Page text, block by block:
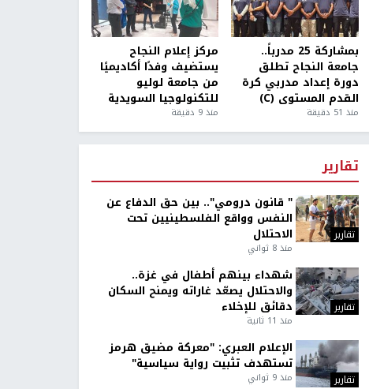
بمشاركة 25 مدرباً..
جامعة النجاح تطلق
دورة إعداد مدربي كرة
القدم المستوى (C)
منذ 51 دقيقة
مركز إعلام النجاح
يستضيف وفدًا أكاديميًا
من جامعة لوليو
للتكنولوجيا السويدية
منذ 9 دقيقة
تقارير
تقارير
" قانون درومي".. بين حق الدفاع عن
النفس وواقع الفلسطينيين تحت
الاحتلال
منذ 8 ثواني
تقارير
شهداء بينهم أطفال في غزة..
والاحتلال يصعّد غاراته ويمنح السكان
دقائق للإخلاء
منذ 11 ثانية
تقارير
الإعلام العبري: "معركة مضيق هرمز
تستهدف تثبيت رواية سياسية"
منذ 9 ثواني